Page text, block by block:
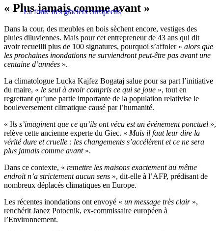
La fonte des glaciers européens
« Plus jamais comme avant »
Dans la cour, des meubles en bois sèchent encore, vestiges des
pluies diluviennes. Mais pour cet entrepreneur de 43 ans qui dit
avoir recueilli plus de 100 signatures, pourquoi s’affoler « alors que
les prochaines inondations ne surviendront peut-être pas avant une
centaine d’années ».
La climatologue Lucka Kajfez Bogataj salue pour sa part l’initiative
du maire, « le seul à avoir compris ce qui se joue », tout en
regrettant qu’une partie importante de la population relativise le
bouleversement climatique causé par l’humanité.
« Ils s’imaginent que ce qu’ils ont vécu est un événement ponctuel »,
relève cette ancienne experte du Giec. « Mais il faut leur dire la
vérité dure et cruelle : les changements s’accélèrent et ce ne sera
plus jamais comme avant ».
Dans ce contexte, « remettre les maisons exactement au même
endroit n’a strictement aucun sens », dit-elle à l’AFP, prédisant de
nombreux déplacés climatiques en Europe.
Les récentes inondations ont envoyé « un message très clair »,
renchérit Janez Potocnik, ex-commissaire européen à
l’Environnement.